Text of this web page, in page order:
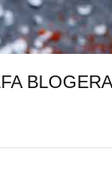
BLOGERA